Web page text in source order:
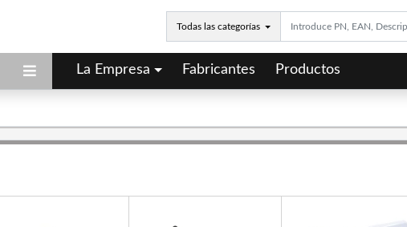
Todas las categorías
La Empresa Fabricantes Productos